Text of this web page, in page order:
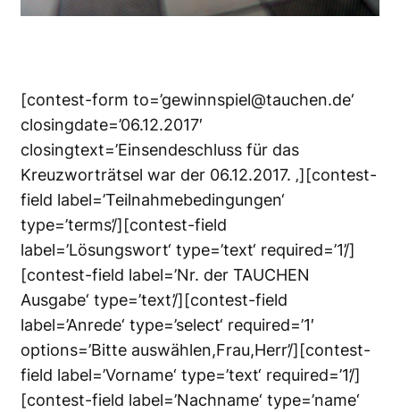
[contest-form to=’gewinnspiel@tauchen.de‘
closingdate=’06.12.2017′
closingtext=’Einsendeschluss für das
Kreuzworträtsel war der 06.12.2017. ‚][contest-
field label=’Teilnahmebedingungen‘
type=’terms’/][contest-field
label=’Lösungswort‘ type=’text‘ required=’1’/]
[contest-field label=’Nr. der TAUCHEN
Ausgabe‘ type=’text’/][contest-field
label=’Anrede‘ type=’select‘ required=’1′
options=’Bitte auswählen,Frau,Herr’/][contest-
field label=’Vorname‘ type=’text‘ required=’1’/]
[contest-field label=’Nachname‘ type=’name‘